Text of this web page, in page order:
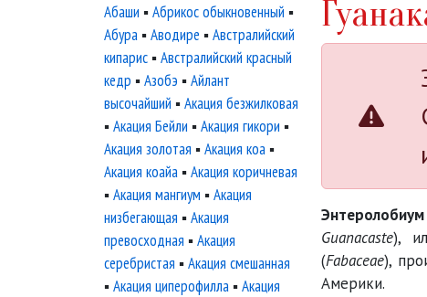
Guanacaste),
(Fabaceae),
Америки.
Абаши ▪Абрикос обыкновенный ▪
Абура ▪Аводире ▪Австралийский
кипарис ▪Австралийский красный
кедр ▪Азобэ ▪Айлант
высочайший ▪Акация безжилковая
▪Акация Бейли ▪Акация гикори ▪
Акация золотая ▪Акация коа ▪
Акация коайа ▪Акация коричневая
▪Акация мангиум ▪Акация
низбегающая ▪Акация
превосходная ▪Акация
серебристая ▪Акация смешанная
▪Акация циперофилла ▪Акация